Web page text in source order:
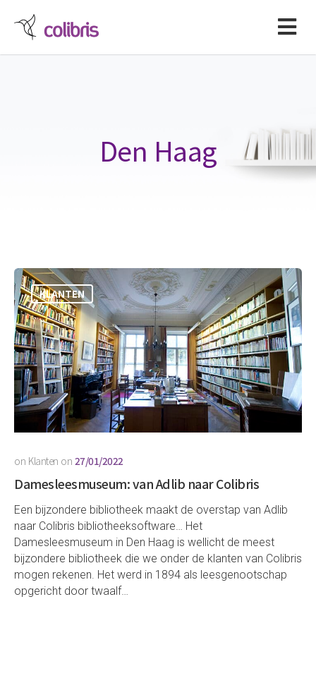
Den Haag
KLANTEN
on Klanten on 27/01/2022
Damesleesmuseum: van Adlib naar Colibris
Een bijzondere bibliotheek maakt de overstap van Adlib
naar Colibris bibliotheeksoftware… Het
Damesleesmuseum in Den Haag is wellicht de meest
bijzondere bibliotheek die we onder de klanten van Colibris
mogen rekenen. Het werd in 1894 als leesgenootschap
opgericht door twaalf…